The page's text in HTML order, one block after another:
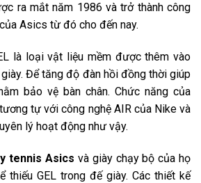
ra mắt năm 1986 và trở thành công
Asics từ đó cho đến nay.
là loại vật liệu mềm được thêm vào
Để tăng độ đàn hồi đồng thời giúp
bảo vệ bàn chân. Chức năng của
tự với công nghệ AIR của Nike và
lý hoạt động như vậy.
tennis Asics và giày chạy bộ của họ
thiếu GEL trong đế giày. Các thiết kế